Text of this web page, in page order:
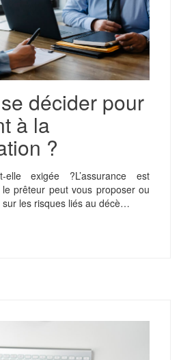
décider pour
à la
?
exigée ?L’assurance est
prêteur peut vous proposer ou
les risques liés au décè…